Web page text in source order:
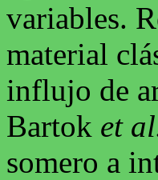
variables.
material
influjo de
Bartok et
somero a